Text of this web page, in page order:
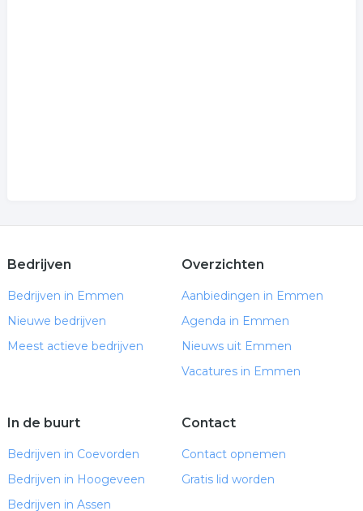
Bedrijven
Bedrijven in Emmen
Nieuwe bedrijven
Meest actieve bedrijven
Overzichten
Aanbiedingen in Emmen
Agenda in Emmen
Nieuws uit Emmen
Vacatures in Emmen
In de buurt
Bedrijven in Coevorden
Bedrijven in Hoogeveen
Bedrijven in Assen
Contact
Contact opnemen
Gratis lid worden